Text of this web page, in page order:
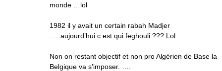
monde …lol
1982 il y avait un certain rabah Madjer
…..aujourd’hui c est qui feghouli ??? Lol
Non on restant objectif et non pro Algérien de Base la
Belgique va s’imposer. ….